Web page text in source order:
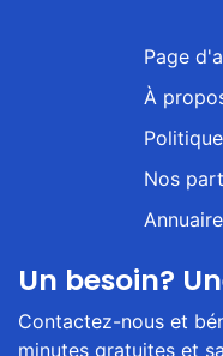
Page
À
Nos
Un besoin?
Contactez-nous et
minutes gratuites et